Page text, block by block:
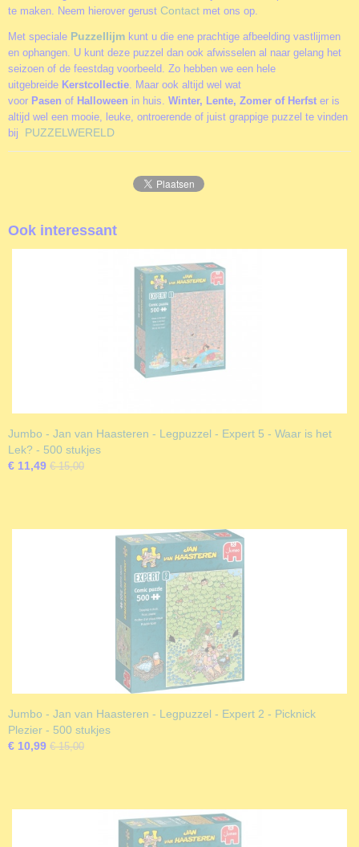
te maken. Neem hierover gerust Contact met ons op.
Met speciale Puzzellijm kunt u die ene prachtige afbeelding vastlijmen
en ophangen. U kunt deze puzzel dan ook afwisselen al naar gelang het
seizoen of de feestdag voorbeeld. Zo hebben we een hele
uitgebreide Kerstcollectie. Maar ook altijd wel wat
voor Pasen of Halloween in huis. Winter, Lente, Zomer of Herfst er is
altijd wel een mooie, leuke, ontroerende of juist grappige puzzel te vinden
bij PUZZELWERELD
Ook interessant
Jumbo - Jan van Haasteren - Legpuzzel - Expert 5 - Waar is het
Lek? - 500 stukjes
€ 11,49 € 15,00
Jumbo - Jan van Haasteren - Legpuzzel - Expert 2 - Picknick
Plezier - 500 stukjes
€ 10,99 € 15,00